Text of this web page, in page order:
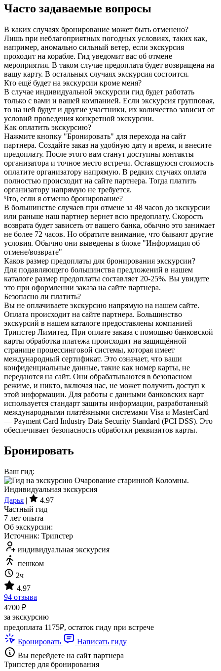
Часто задаваемые вопросы
В каких случаях бронирование может быть отменено?
Лишь при неблагоприятных погодных условиях, таких как,
например, аномально сильный ветер, если экскурсия
проходит на корабле. Гид уведомит вас об отмене
мероприятия. В таком случае предоплата будет возвращена на
вашу карту. В остальных случаях экскурсия состоится.
Кто ещё будет на экскурсии кроме меня?
В случае индивидуальной экскурсии гид будет работать
только с вами и вашей компанией. Если экскурсия групповая,
то на ней будут и другие участники, их количество зависит от
условий проведения конкретной экскурсии.
Как оплатить экскурсию?
Нажмите кнопку "Бронировать" для перехода на сайт
партнера. Создайте заказ на удобную дату и время, и внесите
предоплату. После этого вам станут доступны контакты
организатора и точное место встречи. Оставшуюся стоимость
оплатите организатору напрямую. В редких случаях оплата
полностью происходит на сайте партнера. Тогда платить
организатору напрямую не требуется.
Что, если я отменю бронирование?
В большинстве случаев при отмене за 48 часов до экскурсии
или раньше наш партнер вернет всю предоплату. Скорость
возврата будет зависеть от вашего банка, обычно это занимает
не более 72 часов. Но обратите внимание, что бывают другие
условия. Обычно они выведены в блоке "Информация об
отмене/возврате"
Каков размер предоплаты для бронирования экскурсии?
Для подавляющего большинства предложений в нашем
каталоге размер предоплаты составляет 20-25%. Вы увидите
это при оформлении заказа на сайте партнера.
Безопасно ли платить?
Вы не оплачиваете экскурсию напрямую на нашем сайте.
Оплата происходит на сайте партнера. Большинство
экскурсий в нашем каталоге предоставлены компанией
Трипстер Лимитед. При оплате заказа с помощью банковской
карты обработка платежа происходит на защищённой
странице процессинговой системы, которая имеет
международный сертификат. Это означает, что ваши
конфиденциальные данные, такие как номер карты, не
передаются на сайт. Они обрабатываются в безопасном
режиме, и никто, включая нас, не может получить доступ к
этой информации. Для работы с данными банковских карт
используется стандарт защиты информации, разработанный
международными платёжными системами Visa и MasterCard
— Payment Card Industry Data Security Standard (PCI DSS). Это
обеспечивает безопасность обработки реквизитов карты.
Бронировать
Ваш гид:
Дарья |
4.97
Частный гид
7 лет опыта
Об экскурсии:
Источник: Трипстер
индивидуальная экскурсия
пешком
2ч
4.97
94 отзыва
4700 ₽
за экскурсию
предоплата 1175₽, остаток гиду при встрече
Бронировать
Написать гиду
Вы перейдете на сайт партнера
Трипстер для бронирования